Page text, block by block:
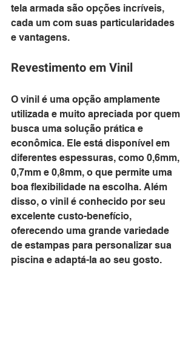
tela armada são opções incríveis,
cada um com suas particularidades
e vantagens.
Revestimento em Vinil
O vinil é uma opção amplamente
utilizada e muito apreciada por quem
busca uma solução prática e
econômica. Ele está disponível em
diferentes espessuras, como 0,6mm,
0,7mm e 0,8mm, o que permite uma
boa flexibilidade na escolha. Além
disso, o vinil é conhecido por seu
excelente custo-benefício,
oferecendo uma grande variedade
de estampas para personalizar sua
piscina e adaptá-la ao seu gosto.